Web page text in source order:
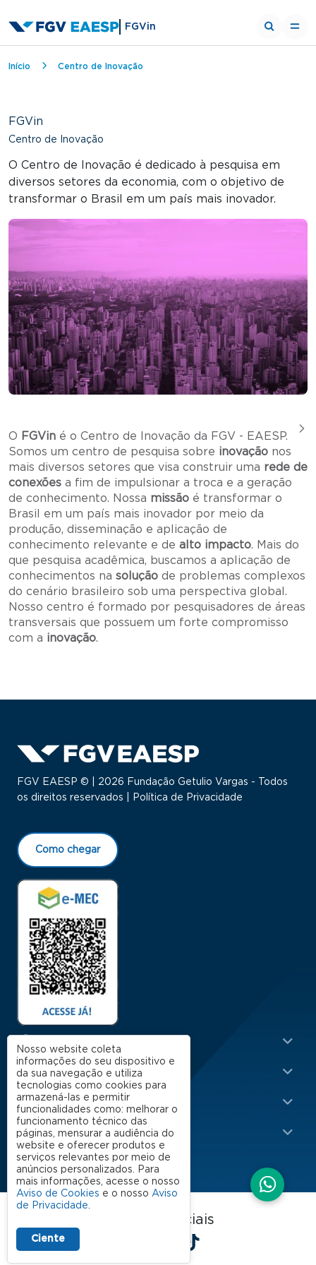
FGVin
Trilha de navegação
Início Centro de Inovação
FGVin
Centro de Inovação
O Centro de Inovação é dedicado à pesquisa em
diversos setores da economia, com o objetivo de
transformar o Brasil em um país mais inovador.
O FGVin é o Centro de Inovação da FGV - EAESP.
Somos um centro de pesquisa sobre inovação nos
mais diversos setores que visa construir uma rede de
conexões a fim de impulsionar a troca e a geração
de conhecimento. Nossa missão é transformar o
Brasil em um país mais inovador por meio da
produção, disseminação e aplicação de
conhecimento relevante e de alto impacto. Mais do
que pesquisa acadêmica, buscamos a aplicação de
conhecimentos na solução de problemas complexos
do cenário brasileiro sob uma perspectiva global.
Nosso centro é formado por pesquisadores de áreas
transversais que possuem um forte compromisso
com a inovação.
FGV EAESP © | 2026 Fundação Getulio Vargas - Todos
os direitos reservados |
Política de Privacidade
Como chegar
Menu Rodapé 1
Escola
Rodapé 2
Apoio
Impacto
FGV EAESP nas redes sociais
LinkedIn
Facebook
Instagram
YouTube
Spotify
Nosso website coleta
informações do seu dispositivo e
da sua navegação e utiliza
tecnologias como cookies para
armazená-las e permitir
funcionalidades como: melhorar o
funcionamento técnico das
páginas, mensurar a audiência do
website e oferecer produtos e
serviços relevantes por meio de
anúncios personalizados. Para
mais informações, acesse o nosso
Aviso de Cookies e o nosso Aviso
de Privacidade.
Ciente